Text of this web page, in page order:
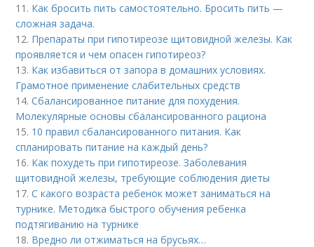
11. Как бросить пить самостоятельно. Бросить пить —
сложная задача.
12. Препараты при гипотиреозе щитовидной железы. Как
проявляется и чем опасен гипотиреоз?
13. Как избавиться от запора в домашних условиях.
Грамотное применение слабительных средств
14.Сбалансированное питание для похудения.
Молекулярные основы сбалансированного рациона
15. 10 правил сбалансированного питания. Как
спланировать питание на каждый день?
16. Как похудеть при гипотиреозе. Заболевания
щитовидной железы, требующие соблюдения диеты
17.С какого возраста ребенок может заниматься на
турнике. Методика быстрого обучения ребенка
подтягиванию на турнике
18. Вредно ли отжиматься на брусьях…